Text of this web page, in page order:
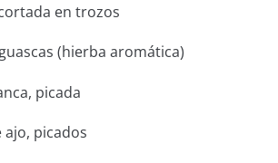
en trozos
(hierba aromática)
picada
ajo, picados